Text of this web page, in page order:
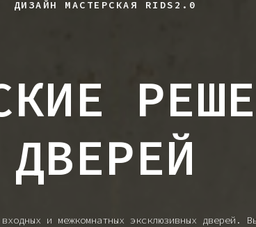
ДИЗАЙН МАСТЕРСКАЯ RIDS2.0
ДВЕРЕЙ
входных и межкомнатных эксклюзивных дверей.